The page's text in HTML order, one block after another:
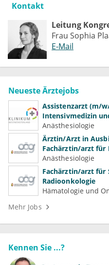
Kontakt
Leitung
Frau Sophia
E-Mail
Neueste Ärztejobs
Assistenzarzt (m/
Intensivmedizin
Anästhesiologie
Ärztin/Arzt in
Fachärztin/arzt für
(Kardiologie,
Anästhesiologie
Fachärztin/arzt für
Radioonkologie
Hämatologie und
Mehr Jobs
Kennen Sie ...?